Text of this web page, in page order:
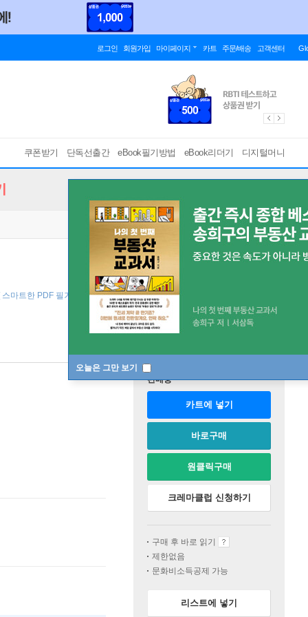
로그인 회원가입 마이페이지 카트 주문/배송 고객센터
쿠폰받기 단독선출간 eBook필기방법 eBook리더기 디지털머니
오늘은 그만 보기
스마트한 PDF 필기 기능을 사용해 보세요! ]
판매중
카트에 넣기
바로구매
원클릭구매
크레마클럽 신청하기
구매 후 바로 읽기
제한없음
문화비소득공제 가능
리스트에 넣기